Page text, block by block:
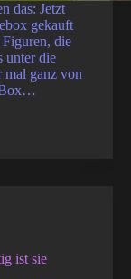
das: Jetzt
gekauft
Figuren, die
unter die
ganz von
Box…
ist sie